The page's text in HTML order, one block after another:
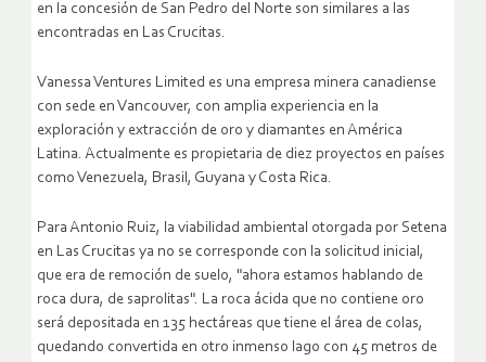
en la concesión de San Pedro del Norte son similares a las
encontradas en Las Crucitas.
Vanessa Ventures Limited es una empresa minera canadiense
con sede en Vancouver, con amplia experiencia en la
exploración y extracción de oro y diamantes en América
Latina. Actualmente es propietaria de diez proyectos en países
como Venezuela, Brasil, Guyana y Costa Rica.
Para Antonio Ruiz, la viabilidad ambiental otorgada por Setena
en Las Crucitas ya no se corresponde con la solicitud inicial,
que era de remoción de suelo, "ahora estamos hablando de
roca dura, de saprolitas". La roca ácida que no contiene oro
será depositada en 135 hectáreas que tiene el área de colas,
quedando convertida en otro inmenso lago con 45 metros de